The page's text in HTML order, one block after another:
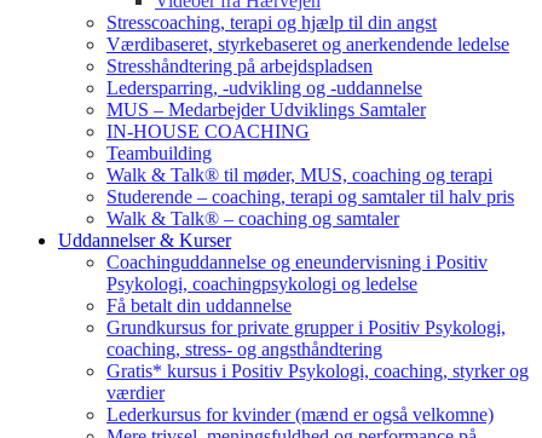
Stresscoaching, terapi og hjælp til din angst
Værdibaseret, styrkebaseret og anerkendende ledelse
Stresshåndtering på arbejdspladsen
Ledersparring, -udvikling og -uddannelse
MUS – Medarbejder Udviklings Samtaler
IN-HOUSE COACHING
Teambuilding
Walk & Talk® til møder, MUS, coaching og terapi
Studerende – coaching, terapi og samtaler til halv pris
Walk & Talk® – coaching og samtaler
Uddannelser & Kurser
Coachinguddannelse og eneundervisning i Positiv
Psykologi, coachingpsykologi og ledelse
Få betalt din uddannelse
Grundkursus for private grupper i Positiv Psykologi,
coaching, stress- og angsthåndtering
Gratis* kursus i Positiv Psykologi, coaching, styrker og
værdier
Lederkursus for kvinder (mænd er også velkomne)